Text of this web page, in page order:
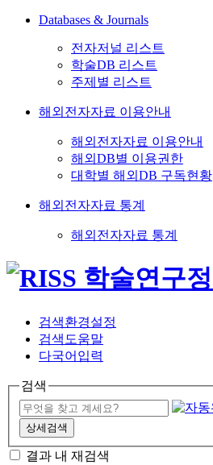
Databases & Journals
전자저널 리스트
학술DB 리스트
주제별 리스트
해외전자자료 이용안내
해외전자자료 이용안내
해외DB별 이용권한
대학별 해외DB 구독현황
해외전자자료 통계
해외전자자료 통계
검색환경설정
검색도움말
다국어입력
검색
상세검색
결과 내 재검색